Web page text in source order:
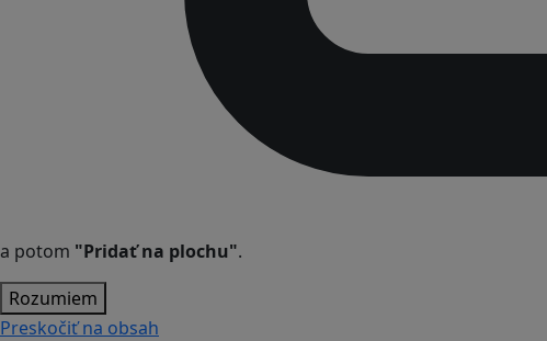
a potom "Pridať na plochu".
Rozumiem
Preskočiť na obsah